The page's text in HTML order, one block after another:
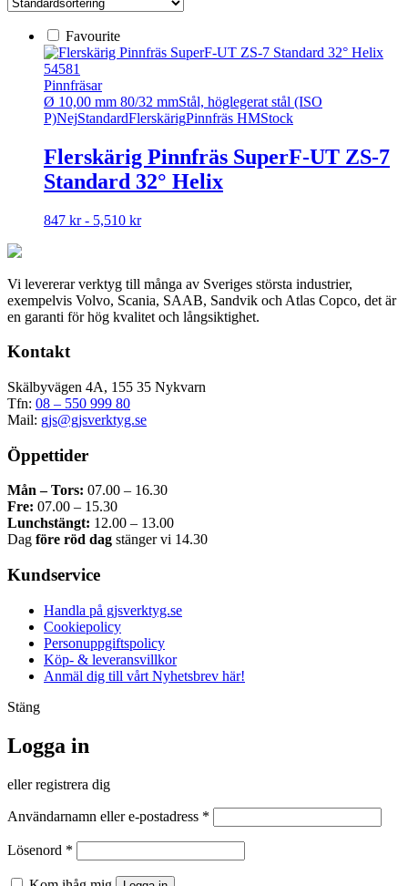
Favourite
54581
Pinnfräsar
Ø 10,00 mm 80/32 mmStål, höglegerat stål (ISO
P)NejStandardFlerskärigPinnfräs HMStock
Flerskärig Pinnfräs SuperF-UT ZS-7
Standard 32° Helix
847 kr - 5,510 krDen
flera
varianter.
De
väljas
produktsidan
Vi levererar verktyg till många av Sveriges största industrier,
exempelvis Volvo, Scania, SAAB, Sandvik och Atlas Copco, det är
en garanti för hög kvalitet och långsiktighet.
Kontakt
Skälbyvägen 4A, 155 35 Nykvarn
Tfn: 08 – 550 999 80
Mail: gjs@gjsverktyg.se
Öppettider
Mån – Tors: 07.00 – 16.30
Fre: 07.00 – 15.30
Lunchstängt: 12.00 – 13.00
Dag före röd dag stänger vi 14.30
Kundservice
Handla på gjsverktyg.se
Cookiepolicy
Personuppgiftspolicy
Köp- & leveransvillkor
Anmäl dig till vårt Nyhetsbrev här!
Stäng
Logga in
eller registrera dig
Användarnamn eller e-postadress *
Lösenord *